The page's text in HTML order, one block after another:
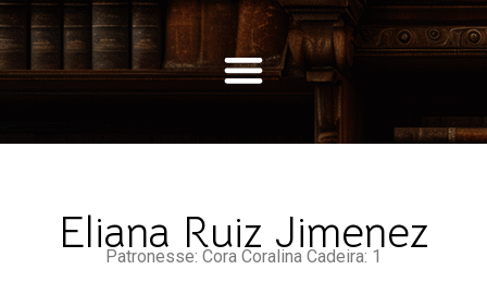
Eliana Ruiz Jimenez
Patronesse: Cora Coralina Cadeira: 1